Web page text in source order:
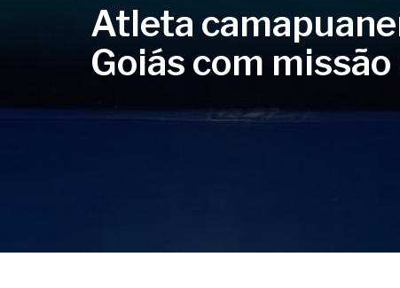
Atleta
Goiás com